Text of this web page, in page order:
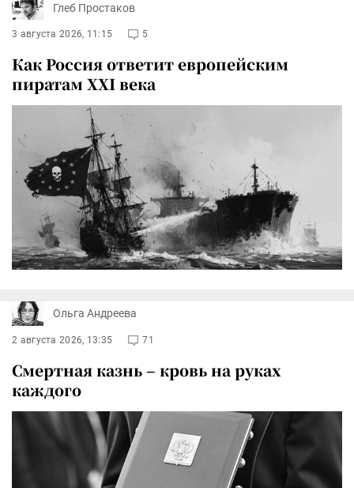
Глеб Простаков
3 августа 2026, 11:15 5
Как Россия ответит европейским
пиратам XXI века
Ольга Андреева
2 августа 2026, 13:35 71
Смертная казнь – кровь на руках
каждого